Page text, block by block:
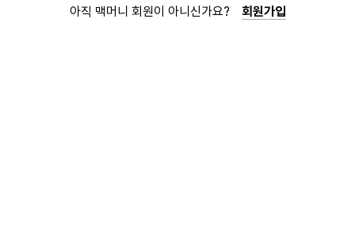
아직 맥머니 회원이 아니신가요? 회원가입